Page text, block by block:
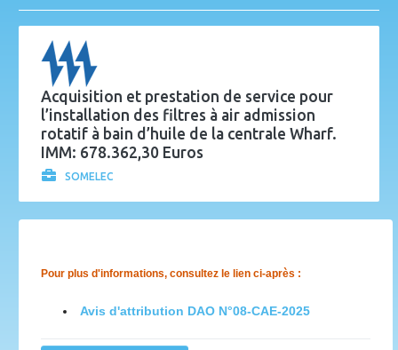
Acquisition et prestation de service pour
l’installation des filtres à air admission
rotatif à bain d’huile de la centrale Wharf.
IMM: 678.362,30 Euros
SOMELEC
Pour plus d'informations, consultez le lien ci-après :
Avis d'attribution DAO N°08-CAE-2025